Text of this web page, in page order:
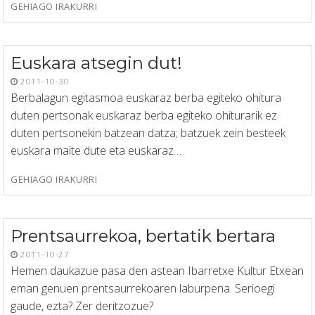
GEHIAGO IRAKURRI
Euskara atsegin dut!
2011-10-30
Berbalagun egitasmoa euskaraz berba egiteko ohitura
duten pertsonak euskaraz berba egiteko ohiturarik ez
duten pertsonekin batzean datza; batzuek zein besteek
euskara maite dute eta euskaraz…
GEHIAGO IRAKURRI
Prentsaurrekoa, bertatik bertara
2011-10-27
Hemen daukazue pasa den astean Ibarretxe Kultur Etxean
eman genuen prentsaurrekoaren laburpena. Serioegi
gaude, ezta? Zer deritzozue?